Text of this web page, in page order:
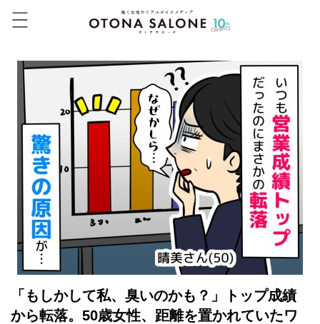
「もしかして私、臭いのかも？」トップ成績
から転落。50歳女性、距離を置かれていたワ